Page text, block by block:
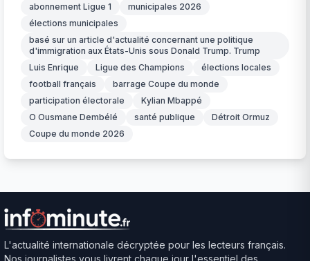
abonnement Ligue 1
municipales 2026
élections municipales
basé sur un article d'actualité concernant une politique
d'immigration aux États-Unis sous Donald Trump. Trump
Luis Enrique
Ligue des Champions
élections locales
football français
barrage Coupe du monde
participation électorale
Kylian Mbappé
O Ousmane Dembélé
santé publique
Détroit Ormuz
Coupe du monde 2026
L'actualité internationale décryptée pour les lecteurs français.
Nos journalistes vous livrent chaque jour l'essentiel des